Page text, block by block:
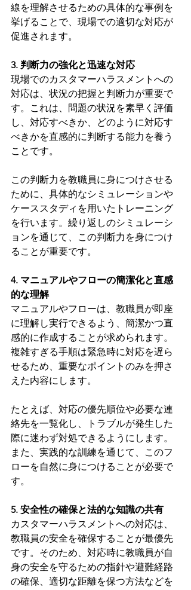
線を理解させるための具体的な事例を
挙げることで、現場での適切な対応が
促進されます。
3. 判断力の強化と迅速な対応
現場でのカスタマーハラスメントへの
対応は、状況の把握と判断力が重要で
す。これは、問題の状況を素早く評価
し、対応すべきか、どのように対応す
べきかを直感的に判断する能力を養う
ことです。
この判断力を教職員に身につけさせる
ために、具体的なシミュレーションや
ケーススタディを用いたトレーニング
を行います。繰り返しのシミュレーシ
ョンを通じて、この判断力を身につけ
ることが重要です。
4. マニュアルやフローの簡潔化と直感
的な理解
マニュアルやフローは、教職員が即座
に理解し実行できるよう、簡潔かつ直
感的に作成することが求められます。
複雑すぎる手順は緊急時に対応を遅ら
せるため、重要なポイントのみを押さ
えた内容にします。
たとえば、対応の優先順位や必要な連
絡先を一覧化し、トラブルが発生した
際に迷わず対処できるようにします。
また、実践的な訓練を通じて、このフ
ローを自然に身につけることが必要で
す。
5. 安全性の確保と法的な知識の共有
カスタマーハラスメントへの対応は、
教職員の安全を確保することが最優先
です。そのため、対応時に教職員が自
身の安全を守るための指針や避難経路
の確保、適切な距離を保つ方法などを